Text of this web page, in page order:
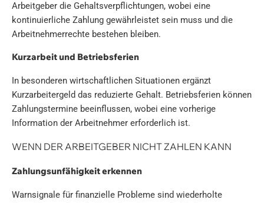
Arbeitgeber die Gehaltsverpflichtungen, wobei eine
kontinuierliche Zahlung gewährleistet sein muss und die
Arbeitnehmerrechte bestehen bleiben.
Kurzarbeit und Betriebsferien
In besonderen wirtschaftlichen Situationen ergänzt
Kurzarbeitergeld das reduzierte Gehalt. Betriebsferien können
Zahlungstermine beeinflussen, wobei eine vorherige
Information der Arbeitnehmer erforderlich ist.
WENN DER ARBEITGEBER NICHT ZAHLEN KANN
Zahlungsunfähigkeit erkennen
Warnsignale für finanzielle Probleme sind wiederholte